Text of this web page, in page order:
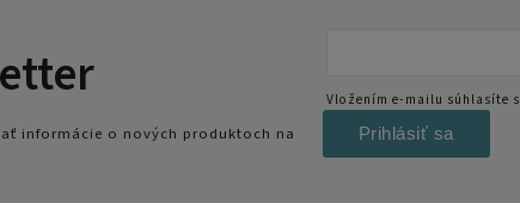
informácie o nových produktoch na
Vložením e-mailu súhlasíte s
Prihlásiť sa